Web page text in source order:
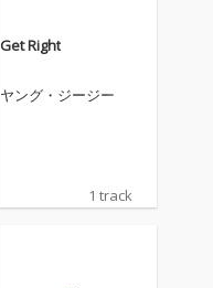
Get Right
ヤング・ジージー
1 track